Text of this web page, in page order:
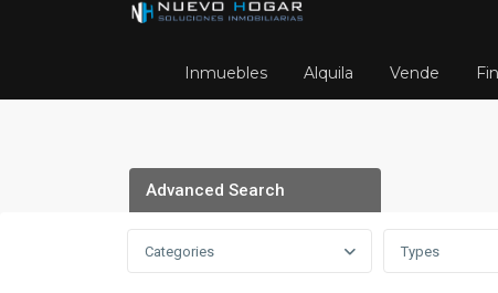
Inmuebles Alquila Vende
Advanced Search
Categories Types